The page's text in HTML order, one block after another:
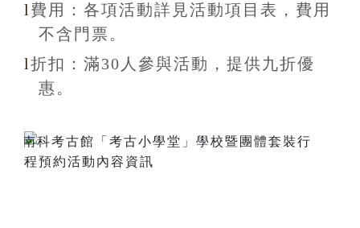
l 費用：各項活動詳見活動項目表，費用
不含 門票。
l折扣 ：滿30 人參與活動，提供九折優
惠 。